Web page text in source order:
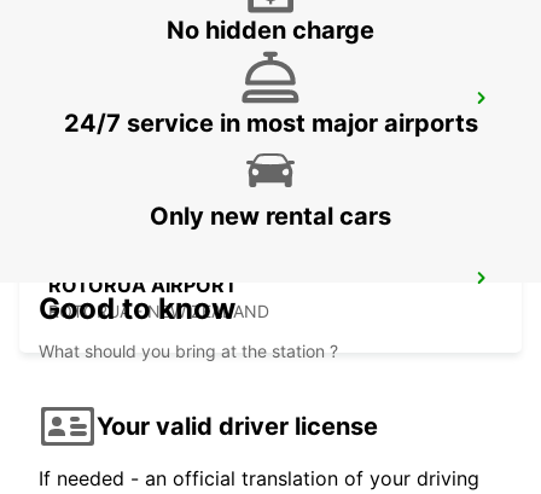
NAPIER - NEW ZEALAND
ROTORUA AIRPORT
ROTORUA - NEW ZEALAND
No hidden charge
24/7 service in most major airports
Only new rental cars
Good to know
What should you bring at the station ?
Your valid driver license
If needed - an official translation of your driving